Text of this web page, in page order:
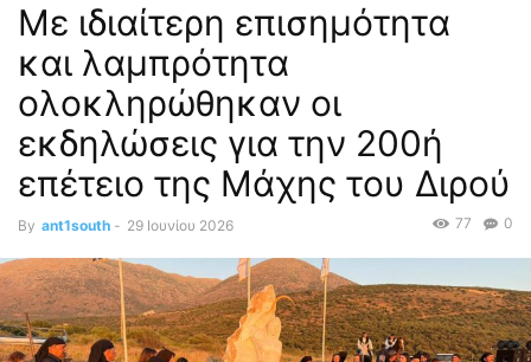
Με ιδιαίτερη επισημότητα
και λαμπρότητα
ολοκληρώθηκαν οι
εκδηλώσεις για την 200ή
επέτειο της Μάχης του Διρού
By ant1south - 29 Ιουνίου 2026 0
77